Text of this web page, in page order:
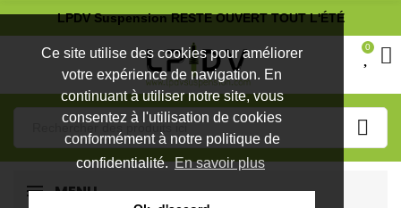
Ce site utilise des cookies pour améliorer
votre expérience de navigation. En
continuant à utiliser notre site, vous
consentez à l'utilisation de cookies
conformément à notre politique de
confidentialité.En savoir plus
LPDV Suspension RESTE OUVERT TOUT L'ÉTÉ
0
MENU